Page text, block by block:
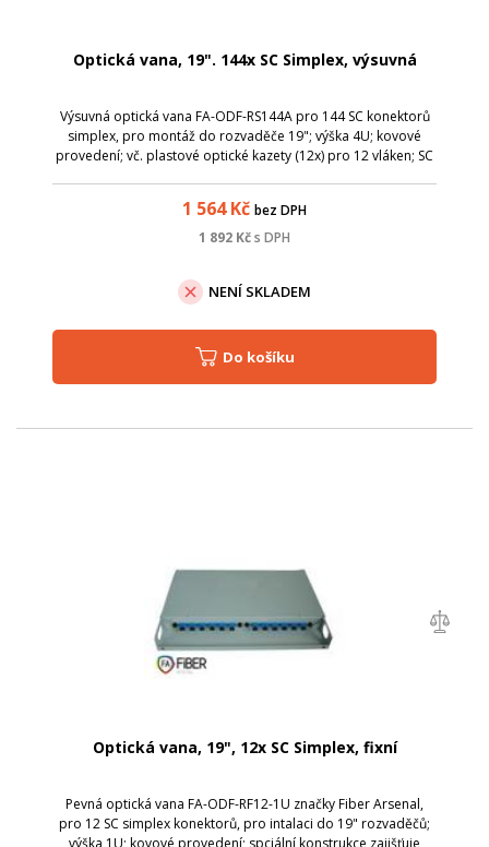
Optická vana, 19". 144x SC Simplex, výsuvná
Výsuvná optická vana FA-ODF-RS144A pro 144 SC konektorů
simplex, pro montáž do rozvaděče 19"; výška 4U; kovové
provedení; vč. plastové optické kazety (12x) pro 12 vláken; SC
1 564Kč bez DPH
1 892 Kčs DPH
NENÍ SKLADEM
Do košíku
Optická vana, 19", 12x SC Simplex, fixní
Pevná optická vana FA-ODF-RF12-1U značky Fiber Arsenal,
pro 12 SC simplex konektorů, pro intalaci do 19" rozvaděčů;